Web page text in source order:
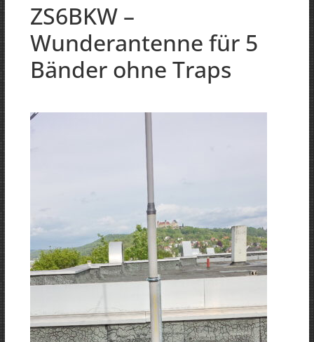
ZS6BKW –
Wunderantenne für 5
Bänder ohne Traps